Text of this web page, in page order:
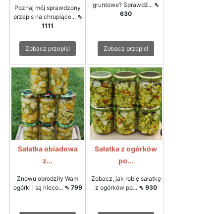
Poznaj mój sprawdzony
przepis na chrupiące... ⇖
1111
Zobacz przepis!
gruntowe? Sprawdź... ⇖
630
Zobacz przepis!
Sałatka obiadowa
z...
Znowu obrodziły Wam
ogórki i są nieco... ⇖ 799
Sałatka z ogórków
po...
Zobacz, jak robię sałatkę
z ogórków po... ⇖ 930